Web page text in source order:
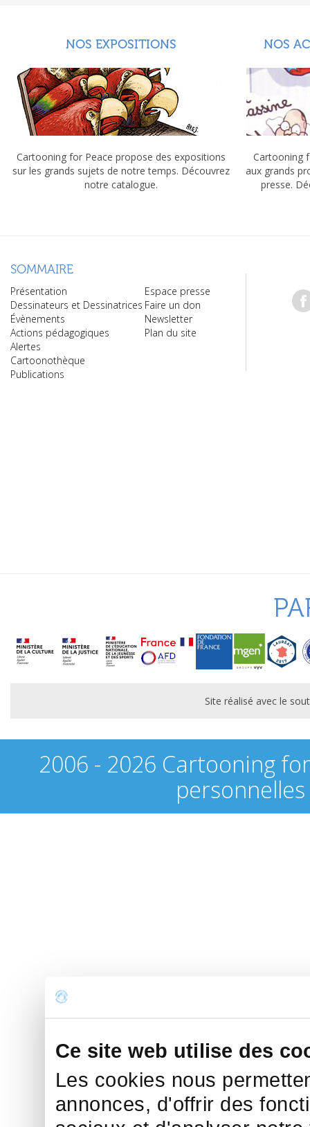
Ce site web utilise des
Les cookies nous
annonces, d'offrir des
NOS EXPOSITIONS
Cartooning for Peace propose des expositions
sur les grands sujets de notre temps. Découvrez
notre catalogue.
NOS
Cartooning
aux grands
presse.
SOMMAIRE
Présentation
Dessinateurs et Dessinatrices
Évènements
Actions pédagogiques
Alertes
Cartoonothèque
Publications
Espace presse
Faire un don
Newsletter
Plan du site
Site réalisé avec le
2006 - 2026 Cartooning
personnelles